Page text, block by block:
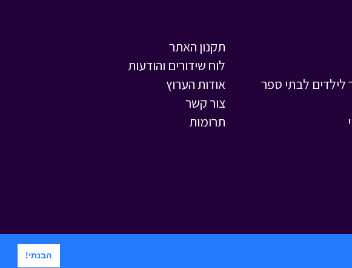
הבנתי!
לילדים לבתי ספר
תקנון האתר
לוח שידורים והודעות
אודות הערוץ
צור קשר
תרומות